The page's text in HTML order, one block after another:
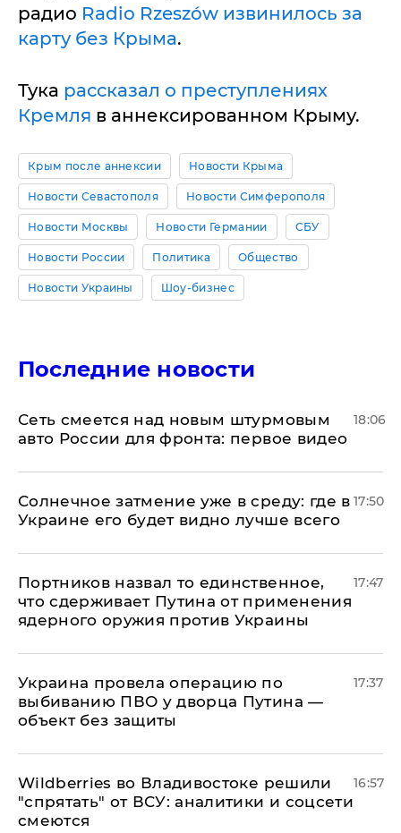
радио Radio Rzeszów извинилось за
карту без Крыма.
Тука рассказал о преступлениях
Кремля в аннексированном Крыму.
Крым после аннексии Новости Крыма
Новости Севастополя Новости Симферополя
Новости Москвы Новости Германии СБУ
Новости России Политика Общество
Новости Украины Шоу-бизнес
Последние новости
Сеть смеется над новым штурмовым
авто России для фронта: первое видео
18:06
​Солнечное затмение уже в среду: где в
Украине его будет видно лучше всего
17:50
Портников назвал то единственное,
что сдерживает Путина от применения
ядерного оружия против Украины
17:47
Украина провела операцию по
выбиванию ПВО у дворца Путина —
объект без защиты
17:37
Wildberries во Владивостоке решили
"спрятать" от ВСУ: аналитики и соцсети
смеются
16:57